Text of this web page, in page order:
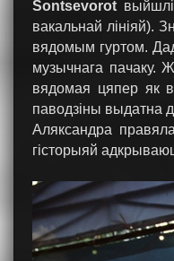
Sontsevorot
вакальнай лініяй).
вядомым гуртом.
музычнага пачаку.
вядомая цяпер як
паводзіны выдатна
Аляксандра
гісторыяй